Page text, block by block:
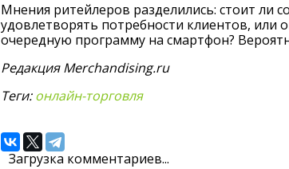
Мнения ритейлеров разделились: стоит ли
удовлетворять потребности клиентов, или
очередную программу на смартфон?
Редакция Merchandising.ru
Теги:онлайн-торговля
Загрузка комментариев...